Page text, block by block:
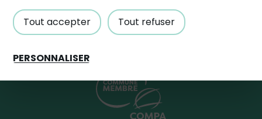
Tout accepter Tout refuser
PERSONNALISER